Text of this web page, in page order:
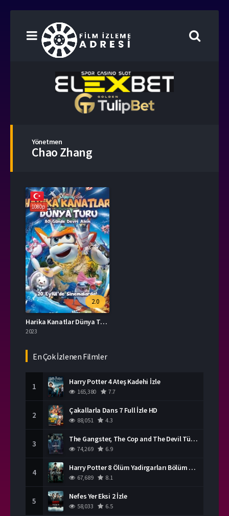
Yönetmen
Chao Zhang
1080p
2.0
Harika Kanatlar Dünya Turu İzle
2023
En Çok İzlenen Filmler
1 Harry Potter 4 Ateş Kadehi İzle
165,380 7.7
2 Çakallarla Dans 7 Full İzle HD
88,051 4.3
3 The Gangster, The Cop and The Devil Türkçe Dublaj İzle
74,269 6.9
4 Harry Potter 8 Ölüm Yadirgarları Bölüm 2 İzle
67,689 8.1
5 Nefes Yer Eksi 2 İzle
58,033 6.5